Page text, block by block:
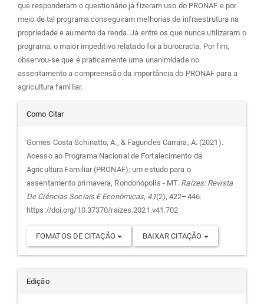
que responderam o questionário já fizeram uso do PRONAF e por
meio de tal programa conseguiram melhorias de infraestrutura na
propriedade e aumento da renda. Já entre os que nunca utilizaram o
programa, o maior impeditivo relatado foi a burocracia. Por fim,
observou-se que é praticamente uma unanimidade no
assentamento a compreensão da importância do PRONAF para a
agricultura familiar.
Detalhes
do
artigo
Como Citar
Gomes Costa Schinatto, A., & Fagundes Carrara, A. (2021).
Acesso ao Programa Nacional de Fortalecimento da
Agricultura Familiar (PRONAF): um estudo para o
assentamento primavera, Rondonópolis - MT. Raízes: Revista
De Ciências Sociais E Econômicas, 41(2), 422–446.
https://doi.org/10.37370/raizes.2021.v41.702
FOMATOS DE CITAÇÃO BAIXAR CITAÇÃO
Edição